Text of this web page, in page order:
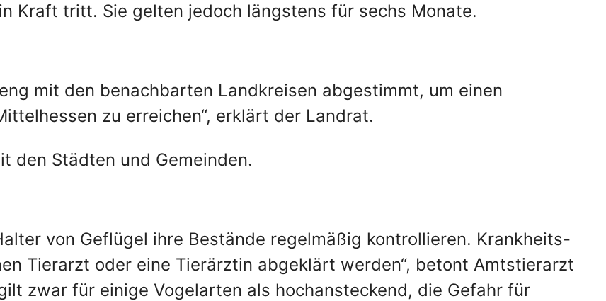
Kraft tritt. Sie gelten jedoch längstens für sechs Monate.
mit den benachbarten Landkreisen abgestimmt, um einen
zu erreichen“, erklärt der Landrat.
den Städten und Gemeinden.
von Geflügel ihre Bestände regelmäßig kontrollieren. Krankheits-
Tierarzt oder eine Tierärztin abgeklärt werden“, betont Amtstierarzt
zwar für einige Vogelarten als hochansteckend, die Gefahr für